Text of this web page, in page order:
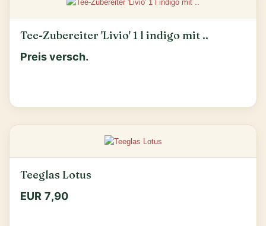
Tee-Zubereiter 'Livio' 1 l indigo mit ..
Preis versch.
Teeglas Lotus
EUR 7,90